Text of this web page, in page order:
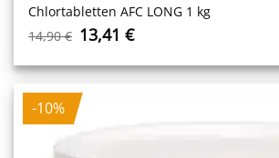
Chlortabletten AFC LONG 1 kg
14,90€ Ursprünglicher
Preis
war:
14,90 €
13,41€Aktueller
ist:
13,41 €.
-10%